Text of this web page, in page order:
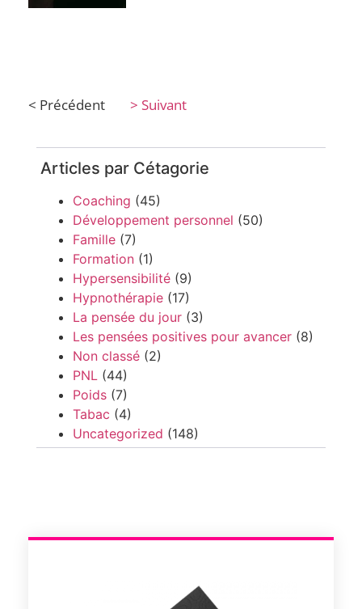
< Précédent > Suivant
Articles par Cétagorie
Coaching (45)
Développement personnel (50)
Famille (7)
Formation (1)
Hypersensibilité (9)
Hypnothérapie (17)
La pensée du jour (3)
Les pensées positives pour avancer (8)
Non classé (2)
PNL (44)
Poids (7)
Tabac (4)
Uncategorized (148)